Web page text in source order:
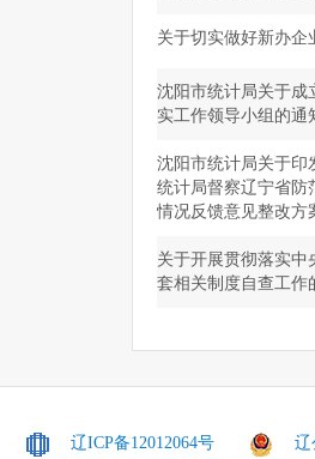
关于切实做好新办企
沈阳市统计局关于成
实工作领导小组的通
沈阳市统计局关于印
统计局督察辽宁省防
情况反馈意见整改方
关于开展贯彻落实中
套相关制度自查工作
辽ICP备12012064号
辽